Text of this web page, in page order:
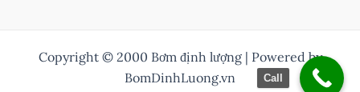
Copyright © 2000 Bơm định lượng | Powered by
BomDinhLuong.vn
Call